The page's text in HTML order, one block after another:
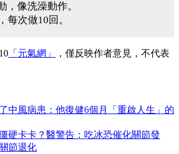
，像洗澡動作。
每次做10回。
「元氣網」
，僅反映作者意見，不代表
中風病患：他復健6個月「重啟人生」的
硬卡卡？醫警告：吃冰恐催化關節發
節退化